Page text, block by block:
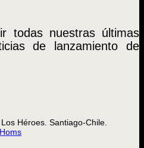
todas nuestras últimas
de lanzamiento de
Héroes. Santiago-Chile.